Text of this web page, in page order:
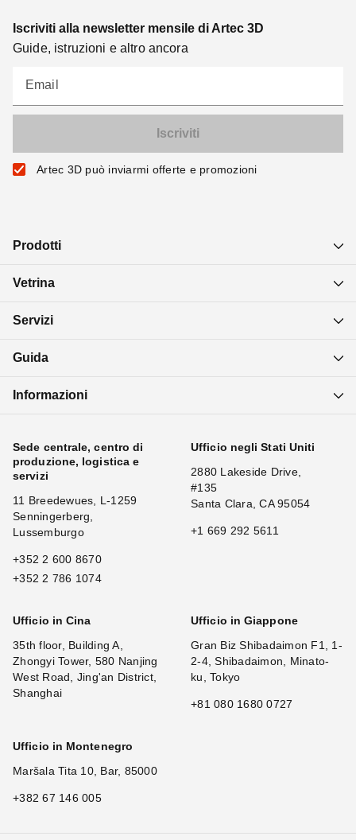
Iscriviti alla newsletter mensile di Artec 3D
Guide, istruzioni e altro ancora
Email
Artec 3D può inviarmi offerte e promozioni
Prodotti
Vetrina
Servizi
Guida
Informazioni
Sede centrale, centro di
produzione, logistica e
servizi
11 Breedewues, L-1259
Senningerberg,
Lussemburgo
+352 2 600 8670
+352 2 786 1074
Ufficio negli Stati Uniti
2880 Lakeside Drive,
#135
Santa Clara, CA 95054
+1 669 292 5611
Ufficio in Cina
35th floor, Building A,
Zhongyi Tower, 580 Nanjing
West Road, Jing'an District,
Shanghai
Ufficio in Giappone
Gran Biz Shibadaimon F1, 1-
2-4, Shibadaimon, Minato-
ku, Tokyo
+81 080 1680 0727
Ufficio in Montenegro
Maršala Tita 10, Bar, 85000
+382 67 146 005